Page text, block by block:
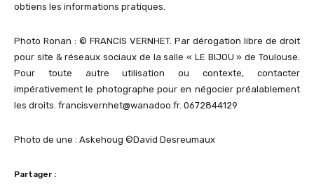
obtiens les informations pratiques.
Photo Ronan : © FRANCIS VERNHET. Par dérogation libre de droit
pour site & réseaux sociaux de la salle « LE BIJOU » de Toulouse.
Pour toute autre utilisation ou contexte, contacter
impérativement le photographe pour en négocier préalablement
les droits. francisvernhet@wanadoo.fr. 0672844129
Photo de une : Askehoug ©David Desreumaux
Partager :